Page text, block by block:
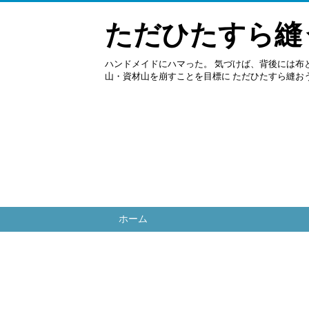
ただひたすら
ハンドメイドにハマった。 気づけば、背後には
山・資材山を崩すことを目標に ただひたすら縫
ホーム